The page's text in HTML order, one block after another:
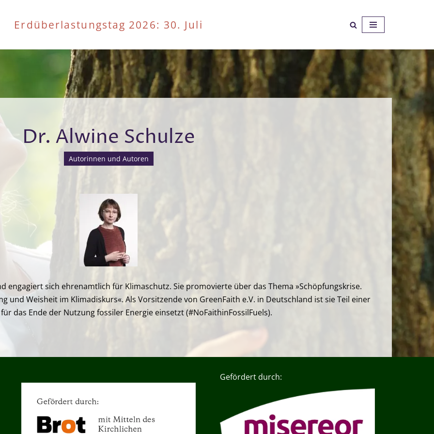
Erdüberlastungstag 2026: 30. Juli
Dr. Alwine Schulze
Autorinnen und Autoren
engagiert sich ehrenamtlich für Klimaschutz. Sie promovierte über das Thema »Schöpfungskrise.
und Weisheit im Klimadiskurs«. Als Vorsitzende von GreenFaith e.V. in Deutschland ist sie Teil einer
das Ende der Nutzung fossiler Energie einsetzt (#NoFaithinFossilFuels).
Gefördert durch: